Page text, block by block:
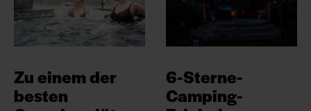
Zu einem der
besten
6-Sterne-
Camping-